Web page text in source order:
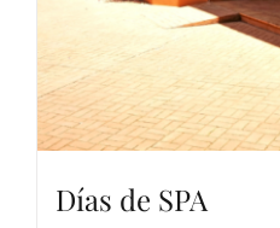
Días de SPA